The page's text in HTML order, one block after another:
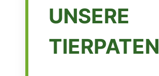
UNSERE
TIERPATEN